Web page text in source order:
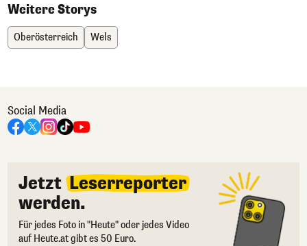
Weitere Storys
Oberösterreich Wels
Social Media
Jetzt Leserreporter
werden.
Für jedes Foto in "Heute" oder jedes Video
auf Heute.at gibt es 50 Euro.